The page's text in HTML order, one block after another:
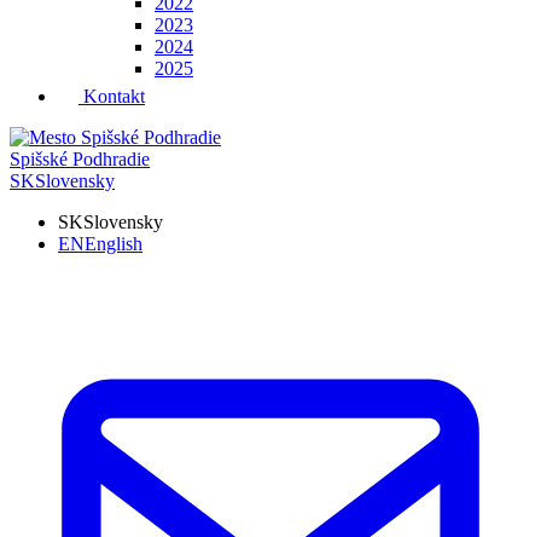
2023
2024
2025
Kontakt
Spišské Podhradie
SKSlovensky
SKSlovensky
ENEnglish